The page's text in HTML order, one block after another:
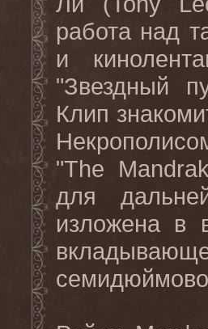
работа над
и
"Звездный
Клип
"The
для
изложена в